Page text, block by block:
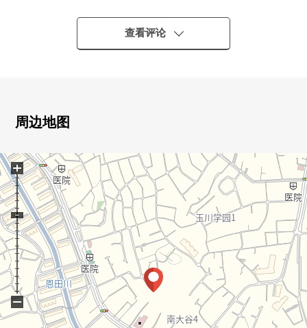
○ 三泽住房开发并分售、施工
○ 附带独栋住宅像的东西专用的院子的阳光通风良好
○ 实际使用面积：85.66平米的4DK
○ 到全家便利店町田本町田商店约290m(步行4分钟)
○ 到7-Eleven町田南大谷商店约390m(步行5分钟)
○ 到三用本町田商店约380m(步行5分钟)
○ 到SUNDRUG町田南大谷商店约260m(步行4分钟)
○ 到小野寺诊所约240m(步行3分钟)
○ 到南大谷小学约1300m(步行17分钟)
○ 到南大谷中学约1390m(步行18分钟)
查看评论
周边地图
+
−